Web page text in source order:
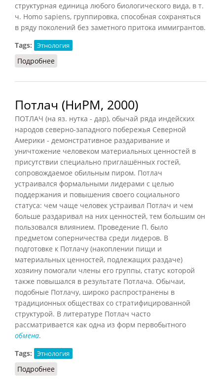
структурная единица любого биологического вида, в т.
ч. Homo sapiens, группировка, способная сохраняться
в ряду поколений без заметного притока иммигрантов.
Tags:
Этнология
Подробнее
Потлач (НиРМ, 2000)
ПОТЛАЧ (на яз. нутка - дар), обычай ряда индейских
народов северно-западного побережья Северной
Америки - демонстративное раздаривание и
уничтожение человеком материальных ценностей в
присутствии специально приглашённых гостей,
сопровождаемое обильным пиром. Потлач
устраивался формальными лидерами с целью
поддержания и повышения своего социального
статуса: чем чаще человек устраивал Потлач и чем
больше раздаривал на них ценностей, тем большим он
пользовался влиянием. Проведение П. было
предметом соперничества среди лидеров. В
подготовке к Потлачу (накоплении пищи и
материальных ценностей, подлежащих раздаче)
хозяину помогали члены его группы, статус которой
также повышался в результате Потлача. Обычаи,
подобные Потлачу, широко распространены в
традиционных обществах со стратифицированной
структурой. В литературе Потлач часто
рассматривается как одна из форм первобытного
обмена.
Tags:
Этнология
Подробнее